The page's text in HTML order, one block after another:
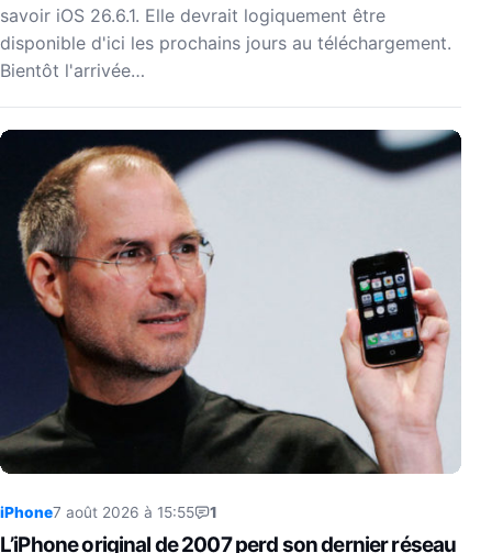
savoir iOS 26.6.1. Elle devrait logiquement être
disponible d'ici les prochains jours au téléchargement.
Bientôt l'arrivée…
iPhone7 août 2026 à 15:55 1
L’iPhone original de 2007 perd son dernier réseau